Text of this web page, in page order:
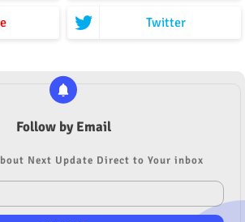
Twitter
Follow by Email
Next Update Direct to Your inbox